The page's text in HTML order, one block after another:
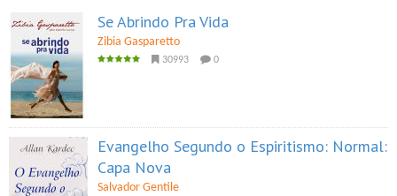
Se Abrindo Pra Vida
Zibia Gasparetto
30993 0
Evangelho Segundo o Espiritismo: Normal:
Capa Nova
Salvador Gentile